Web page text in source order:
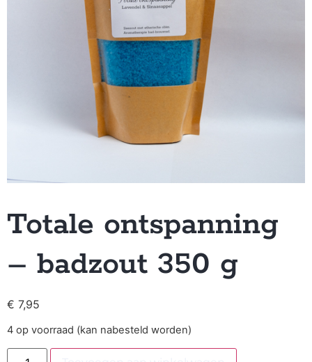
Totale ontspanning
– badzout 350 g
€ 7,95
4 op voorraad (kan nabesteld worden)